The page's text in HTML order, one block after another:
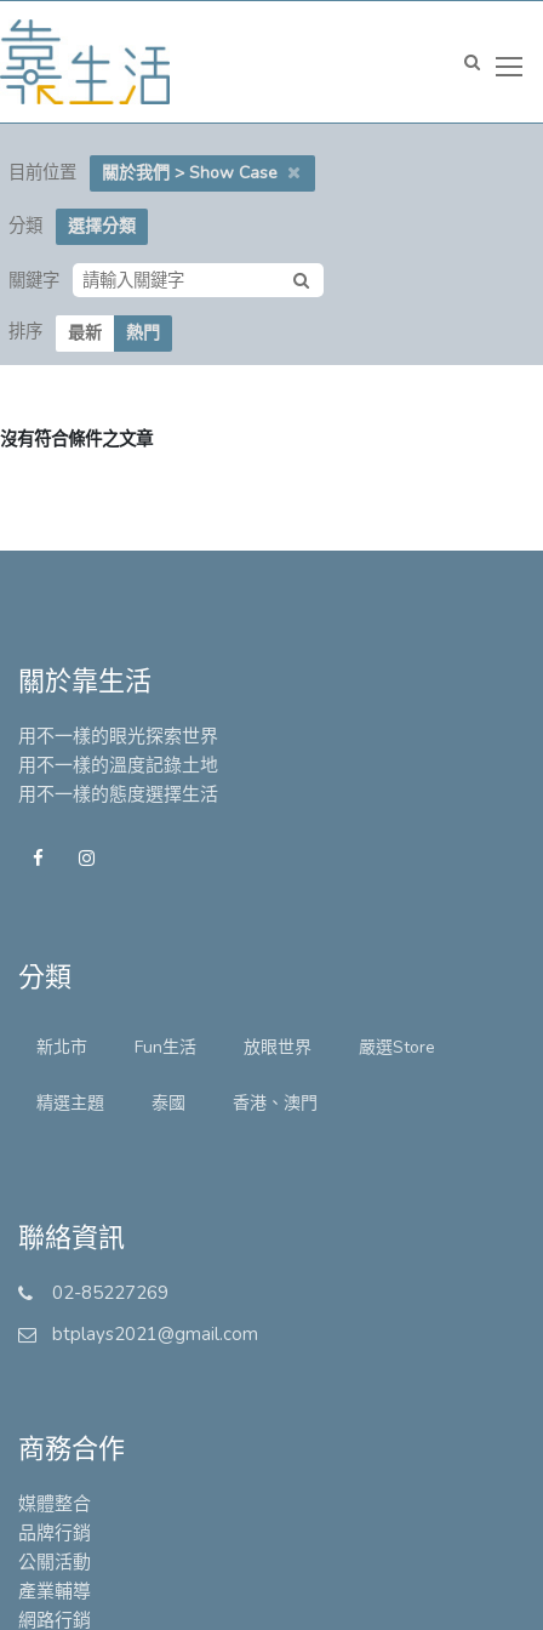
目前位置 關於我們 > Show Case
分類 選擇分類
關鍵字
排序 最新 熱門
沒有符合條件之文章
關於靠生活
用不一樣的眼光探索世界
用不一樣的溫度記錄土地
用不一樣的態度選擇生活
分類
新北市 Fun生活 放眼世界 嚴選Store
精選主題 泰國 香港、澳門
聯絡資訊
02-85227269
btplays2021@gmail.com
商務合作
媒體整合
品牌行銷
公關活動
產業輔導
網路行銷